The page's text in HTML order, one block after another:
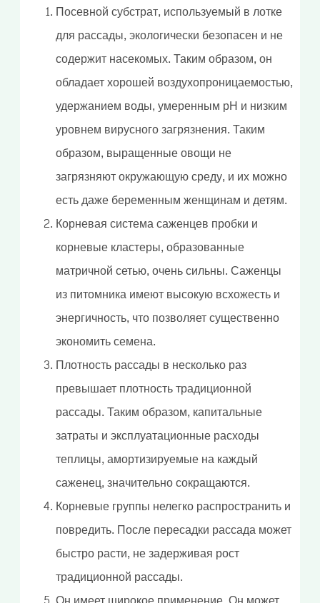
Посевной субстрат, используемый в лотке
для рассады, экологически безопасен и не
содержит насекомых. Таким образом, он
обладает хорошей воздухопроницаемостью,
удержанием воды, умеренным pH и низким
уровнем вирусного загрязнения. Таким
образом, выращенные овощи не
загрязняют окружающую среду, и их можно
есть даже беременным женщинам и детям.
Корневая система саженцев пробки и
корневые кластеры, образованные
матричной сетью, очень сильны. Саженцы
из питомника имеют высокую всхожесть и
энергичность, что позволяет существенно
экономить семена.
Плотность рассады в несколько раз
превышает плотность традиционной
рассады. Таким образом, капитальные
затраты и эксплуатационные расходы
теплицы, амортизируемые на каждый
саженец, значительно сокращаются.
Корневые группы нелегко распространить и
повредить. После пересадки рассада может
быстро расти, не задерживая рост
традиционной рассады.